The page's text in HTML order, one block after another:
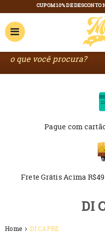
Pague com
Frete Grátis Acima
DI
Home DI CAPRE